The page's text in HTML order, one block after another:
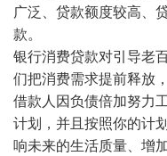
广泛、贷款额度较高、
款。
银行消费贷款对引导老
们把消费需求提前释放
借款人因负债倍加努力
计划，并且按照你的计
响未来的生活质量、增